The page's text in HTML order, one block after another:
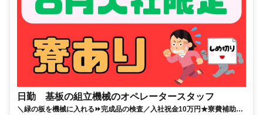
日勤 基板の組立機械のオペレータースタッフ
＼緑の板を機械に入れる⏩完成品の検査／入社祝金10万円★寮費補助5